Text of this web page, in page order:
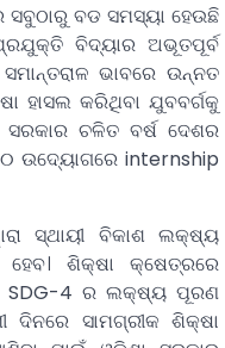
ବଡ ସମସ୍ୟା ହେଉଛି
ବିଦ୍ୟାର ଅଭୂତପୂର୍ବ
ଭାବରେ ଉନ୍ନତ
ହାସଲ କରିଥିବା ଯୁବବର୍ଗକୁ
ଚଳିତ ବର୍ଷ ଦେଶର
ଉଦ୍ୟୋଗରେ internship
ସ୍ଥାୟୀ ବିକାଶ ଲକ୍ଷ୍ୟ
ଶିକ୍ଷା କ୍ଷେତ୍ରରେ
SDG-4 ର ଲକ୍ଷ୍ୟ ପୂରଣ
ଦିନରେ ସାମଗ୍ରୀକ ଶିକ୍ଷା